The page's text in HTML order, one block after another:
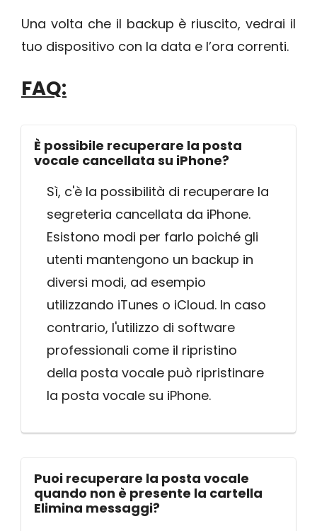
Una volta che il backup è riuscito, vedrai il
tuo dispositivo con la data e l’ora correnti.
FAQ:
È possibile recuperare la posta
vocale cancellata su iPhone?
Sì, c'è la possibilità di recuperare la
segreteria cancellata da iPhone.
Esistono modi per farlo poiché gli
utenti mantengono un backup in
diversi modi, ad esempio
utilizzando iTunes o iCloud. In caso
contrario, l'utilizzo di software
professionali come il ripristino
della posta vocale può ripristinare
la posta vocale su iPhone.
Puoi recuperare la posta vocale
quando non è presente la cartella
Elimina messaggi?